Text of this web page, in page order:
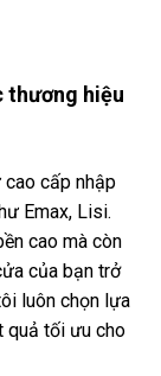
thương hiệu
cấp nhập
Emax, Lisi.
cao mà còn
của bạn trở
luôn chọn lựa
quả tối ưu cho